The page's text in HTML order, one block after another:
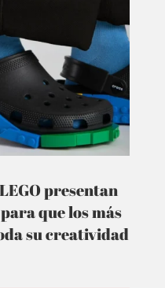
presentan
que los más
su creatividad